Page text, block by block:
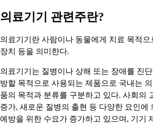
의료기기 관련주란?
의료기기란 사람이나 동물에게 치료 목적
장치 등을 의미한다.
의료기기는 질병이나 상해 또는 장애를 진
방할 목적으로 사용되는 제품으로 국내는
품의 목적과 분류를 구분하고 있다. 사회의
증가, 새로운 질병의 출현 등 다양한 요인에
예방을 위한 수요가 증가하고 있으며, 기기